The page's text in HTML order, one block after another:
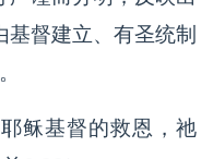
督建立、有圣统制
稣基督的救恩，祂